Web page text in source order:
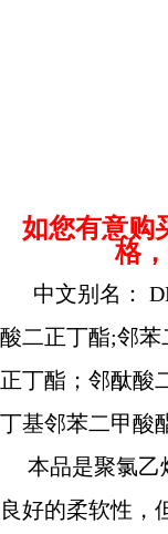
如您有意购
格
中文别名：
酸二正丁酯;邻苯
正丁酯；邻酞酸
丁基邻苯二甲酸
本品是聚氯乙
良好的柔软性，